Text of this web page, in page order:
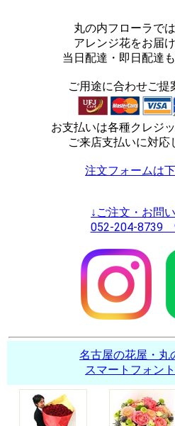
丸の内フローラで
アレンジ花をお届
当日配達・即日配達
ご用途に合わせご提
お支払いは各種クレジ
ご来店支払いに対応
注文フォームは
↓ご注文・お問
052-204-8739
名古屋の花屋・丸
スマートフォン